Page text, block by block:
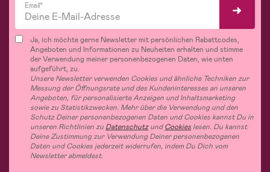
Email*
Ja, ich möchte gerne Newsletter mit persönlichen Rabattcodes,
Angeboten und Informationen zu Neuheiten erhalten und stimme
der Verwendung meiner personenbezogenen Daten, wie unten
aufgeführt, zu.
Unsere Newsletter verwenden Cookies und ähnliche Techniken zur
Messung der Öffnungsrate und des Kundeninteresses an unseren
Angeboten, für personalisierte Anzeigen und Inhaltsmarketing
sowie zu Statistikzwecken. Mehr über die Verwendung und den
Schutz Deiner personenbezogenen Daten und Cookies kannst Du in
unseren Richtlinien zu DatenschutzundCookies lesen. Du kannst
Deine Zustimmung zur Verwendung Deiner personenbezogenen
Daten und Cookies jederzeit widerrufen, indem Du Dich vom
Newsletter abmeldest.